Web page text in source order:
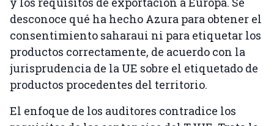
desconoce qué ha hecho Azura para obtener el
consentimiento saharaui ni para etiquetar los
productos correctamente, de acuerdo con la
jurisprudencia de la UE sobre el etiquetado de
productos procedentes del territorio.
El enfoque de los auditores contradice los